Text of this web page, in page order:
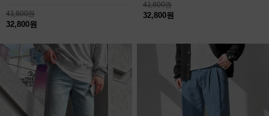
41,800원
32,800원
41,800원
32,800원